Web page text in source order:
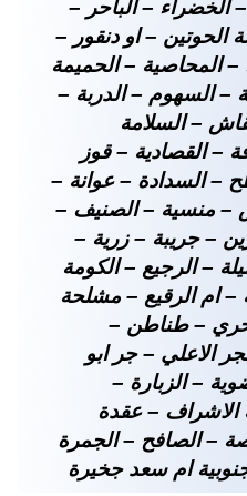
الخضراء – الباحر –
الحوتين – او دنقور –
– المحاصية – الحميمة
– السهوم – الدربة –
– السلامة
– القصادية – قوز
– السدادة – عوانة –
– منسية – الصنيف –
– جريبة – زرية –
– الرجيع – الكومة
ام الرقيع – مشلحة
– طناطن –
الاعلي – جر ابو
– الزبارة –
الاشراف – عقدة
– الصافح – الجمرة
ام سعد جخيرة